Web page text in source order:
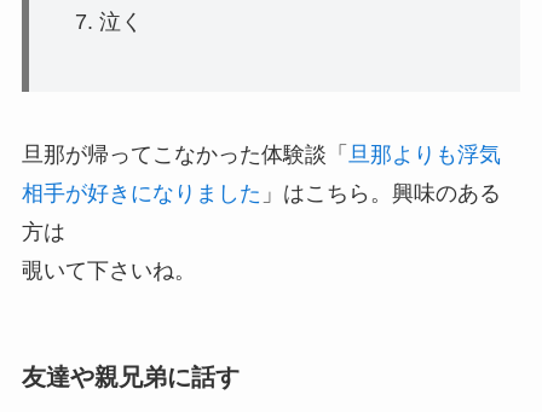
泣く
旦那が帰ってこなかった体験談「 旦那よりも浮気
相手が好きになりました 」はこちら。興味のある
方は
覗いて下さいね。
友達や親兄弟に話す